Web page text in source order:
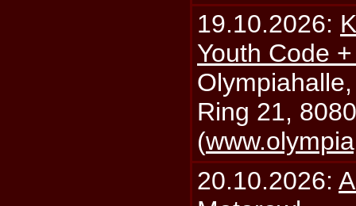
19.10.2026:
Youth Code
Ring 21,
(
20.10.2026: